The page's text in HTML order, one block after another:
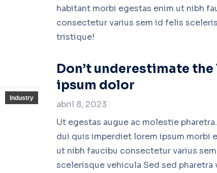
habitant morbi egestas enim ut nibh
consectetur varius sem id felis
tristique!
Industry
Don’t underestimate
ipsum dolor
abril 8, 2023
Ut egestas augue ac molestie
dui quis imperdiet lorem ipsum morbi
ut nibh faucibu consectetur varius
scelerisque vehicula Sed sed pharetra